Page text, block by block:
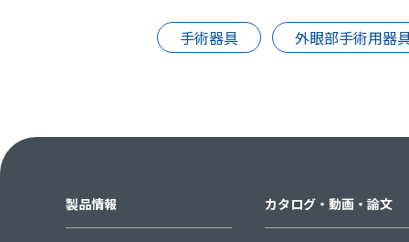
手術器具 外眼部手術用器
製品情報 カタログ・動画・論文